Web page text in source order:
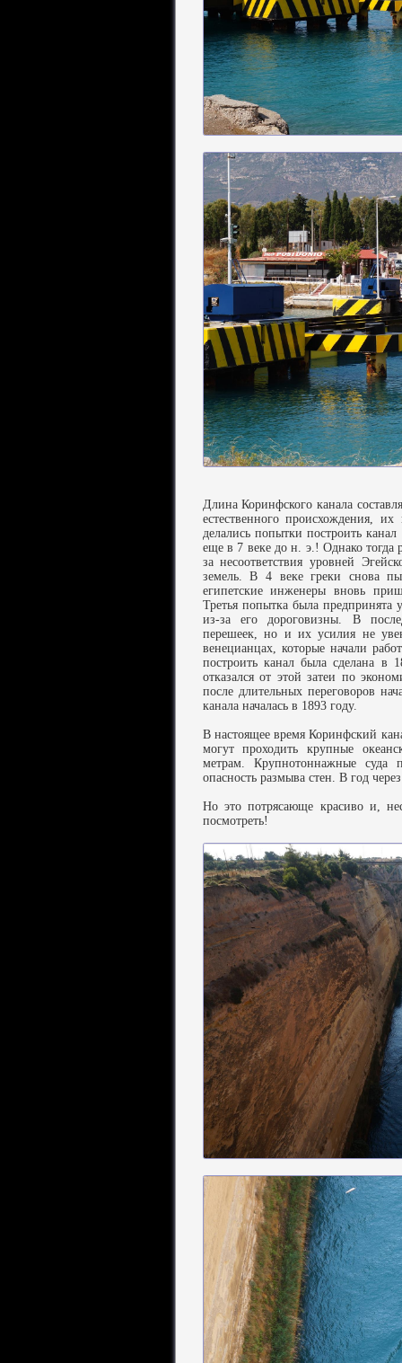
Длина Коринфского канала
естественного происхождения,
делались попытки построить
еще в 7 веке до н. э.! Однако тогда
за несоответствия уровней
земель. В 4 веке греки снова
египетские инженеры вновь
Третья попытка была
из-за его дороговизны. В
перешеек, но и их усилия не
венецианцах, которые начали
построить канал была сделана
отказался от этой затеи по
после длительных переговоров
канала началась в 1893 году.
В настоящее время Коринфский
могут проходить крупные
метрам. Крупнотоннажные суда
опасность размыва стен. В год
Но это потрясающе красиво и,
посмотреть!